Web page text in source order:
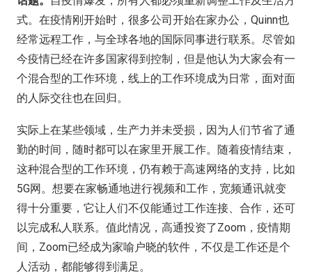
式。在疫情刚开始时，很多公司开始在家办公，Quinn也
经常远程工作，与全球各地的国际同事进行联系。尽管如
今疫情已经在许多国家得到控制，但是他认为大家会有一
个混合型的工作环境，线上的工作环境成为日常，面对面
的人际交往也在回归。
实际上在某些领域，生产力并未受损，因为人们节省了通
勤的时间，随时都可以在家里开展工作。随着疫情结束，
这种混合型的工作环境，仍有赖于高速网络的支持，比如
5G网。想要在家畅通地进行视频和工作，宽频通讯就变
得十分重要，它让人们不仅能通过工作连接、合作，还可
以完成私人联系。值此情况，高通投资了Zoom，疫情期
间，Zoom已经成为家喻户晓的软件，不仅是工作还是个
人活动，都能够得到满足。